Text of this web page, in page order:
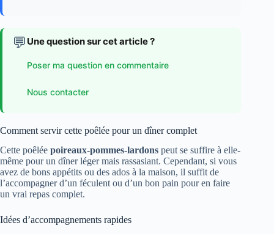
💬 Une question sur cet article ?
Poser ma question en commentaire
Nous contacter
Comment servir cette poêlée pour un dîner complet
Cette poêlée poireaux-pommes-lardons peut se suffire à elle-
même pour un dîner léger mais rassasiant. Cependant, si vous
avez de bons appétits ou des ados à la maison, il suffit de
l’accompagner d’un féculent ou d’un bon pain pour en faire
un vrai repas complet.
Idées d’accompagnements rapides